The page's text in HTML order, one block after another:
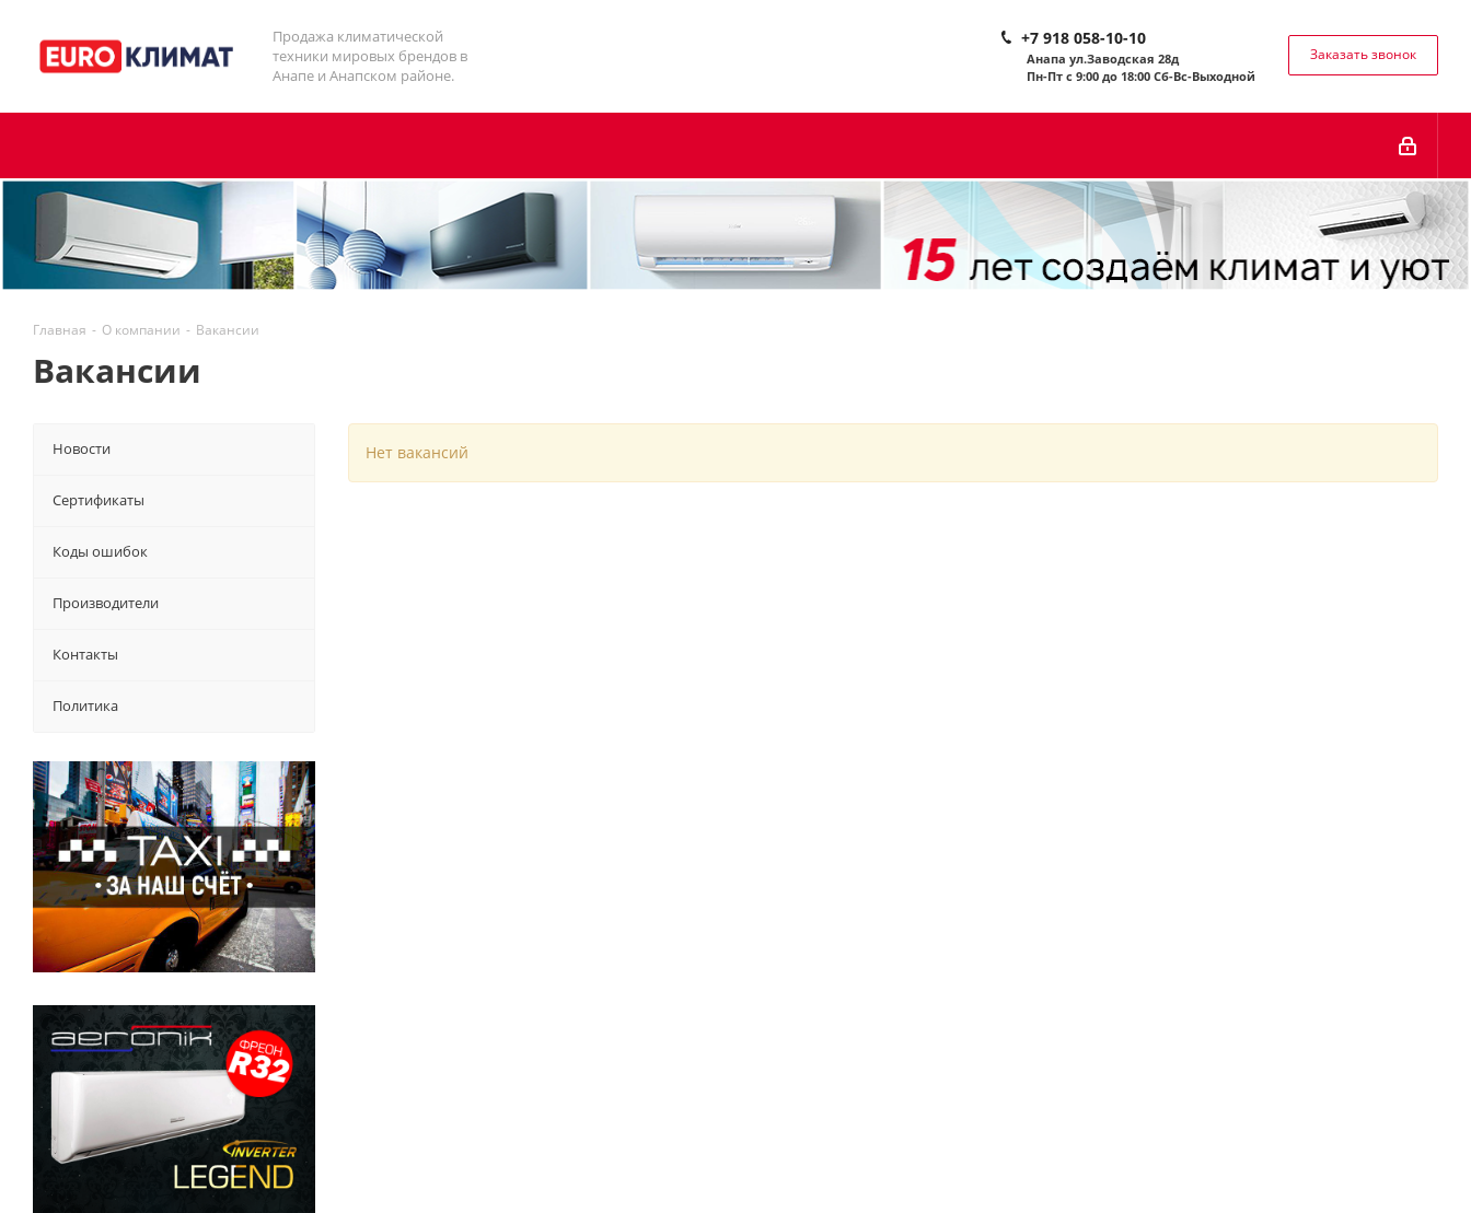
Продажа климатической
техники мировых брендов в
Анапе и Анапском районе.
+7 918 058-10-10
Анапа ул.Заводская 28д
Пн-Пт с 9:00 до 18:00 Сб-Вс-Выходной
Заказать звонок
Главная - О компании - Вакансии
Вакансии
Нет вакансий
Новости
Сертификаты
Коды ошибок
Производители
Контакты
Политика